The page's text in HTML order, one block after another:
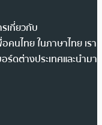
เกี่ยวกับ
คนไทย ในภาษาไทย เรา
ร์ดต่างประเทศและนำมา